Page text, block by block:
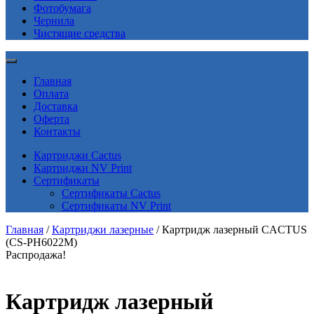
Фотобумага
Чернила
Чистящие средства
Главная
Оплата
Доставка
Оферта
Контакты
Картриджи Cactus
Картриджи NV Print
Сертификаты
Сертификаты Cactus
Сертификаты NV Print
Главная /Картриджи лазерные / Картридж лазерный CACTUS
(CS-PH6022M)
Распродажа!
Картридж лазерный